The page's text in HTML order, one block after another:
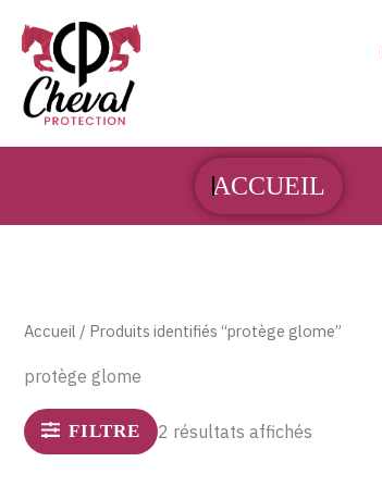
contenu
ACCUEIL
Accueil / Produits identifiés “protège glome”
protège glome
FILTRE 2 résultats affichés